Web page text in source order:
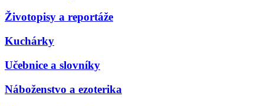
Životopisy a reportáže
Kuchárky
Učebnice a slovníky
Náboženstvo a ezoterika